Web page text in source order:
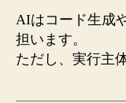
AIはコード生成
担います。
ただし、実行主